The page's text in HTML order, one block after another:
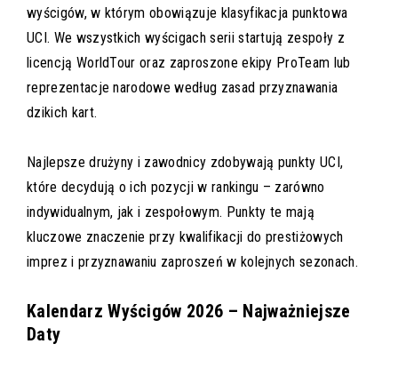
wyścigów, w którym obowiązuje klasyfikacja punktowa
UCI. We wszystkich wyścigach serii startują zespoły z
licencją WorldTour oraz zaproszone ekipy ProTeam lub
reprezentacje narodowe według zasad przyznawania
dzikich kart.
Najlepsze drużyny i zawodnicy zdobywają punkty UCI,
które decydują o ich pozycji w rankingu – zarówno
indywidualnym, jak i zespołowym. Punkty te mają
kluczowe znaczenie przy kwalifikacji do prestiżowych
imprez i przyznawaniu zaproszeń w kolejnych sezonach.
Kalendarz Wyścigów 2026 – Najważniejsze
Daty